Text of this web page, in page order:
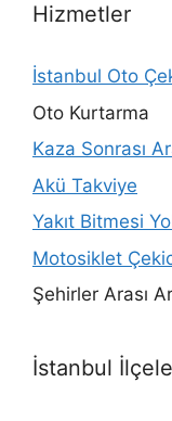
Hizmetler
İstanbul Oto
Oto Kurtarma
Kaza Sonrası
Akü Takviye
Yakıt Bitmesi
Motosiklet
Şehirler Arası
İstanbul